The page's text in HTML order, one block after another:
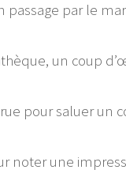
passage par le
un coup
pour saluer
noter une